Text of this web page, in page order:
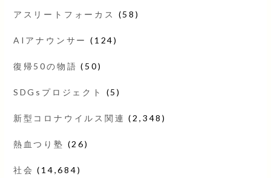
アスリートフォーカス (58)
AIアナウンサー (124)
復帰50の物語 (50)
SDGsプロジェクト (5)
新型コロナウイルス関連 (2,348)
熱血つり塾 (26)
社会 (14,684)